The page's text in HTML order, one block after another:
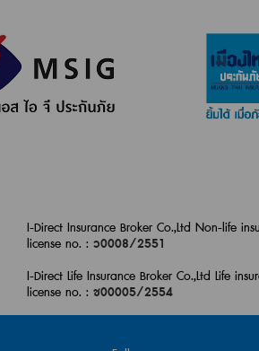
I-Direct Insurance Broker Co.,Ltd Non-life
license no. : ว0008/2551
I-Direct Life Insurance Broker Co.,Ltd Life
license no. : ช00005/2554